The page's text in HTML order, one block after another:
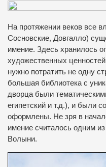
На протяжении веков все
Сосновские, Довгалло)
имение. Здесь хранилось
художественных
нужно потратить не одну
большая библиотека с
дворца были
египетский и т.д.), и были
оформлены. Не зря в
имение считалось одним
Волыни.